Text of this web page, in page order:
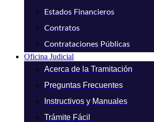
Estados Financieros
Contratos
Contrataciones Públicas
Oficina Judicial
Acerca de la Tramitación
Preguntas Frecuentes
Instructivos y Manuales
Trámite Fácil